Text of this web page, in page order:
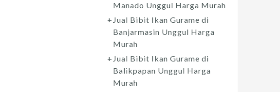
Manado Unggul Harga Murah
Jual Bibit Ikan Gurame di
Banjarmasin Unggul Harga
Murah
Jual Bibit Ikan Gurame di
Balikpapan Unggul Harga
Murah